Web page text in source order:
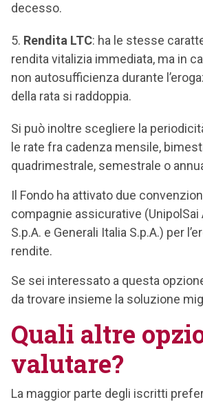
decesso.
Rendita LTC: ha le stesse
rendita vitalizia immediata, ma in
non autosufficienza durante
della rata si raddoppia.
Si può inoltre scegliere la
le rate fra cadenza mensile,
quadrimestrale, semestrale o
Il Fondo ha attivato due
compagnie assicurative
S.p.A. e Generali Italia S.p.A.) per
rendite.
Se sei interessato a questa
da trovare insieme la soluzione
Quali altre
valutare?
La maggior parte degli iscritti